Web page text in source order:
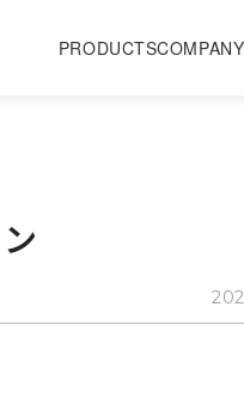
PRODUCTSCOMPANY